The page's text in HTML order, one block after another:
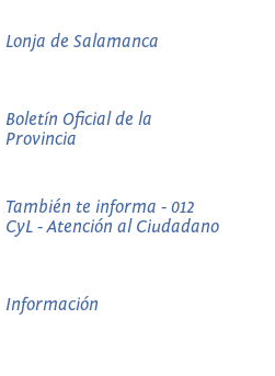
Lonja de Salamanca
Boletín Oficial de la
Provincia
También te informa - 012
CyL - Atención al Ciudadano
Información